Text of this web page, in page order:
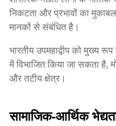
निकटता और प्रभावों का
मानकों से संबंधित है।
भारतीय उपमहाद्वीप को मुख्य
में विभाजित किया जा सकता है,
और तटीय क्षेत्र।
सामाजिक-आर्थिक